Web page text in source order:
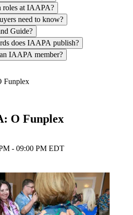
roles at IAAPA?
need to know?
Guide?
does IAAPA publish?
IAAPA member?
Funplex
O Funplex
- 09:00 PM EDT